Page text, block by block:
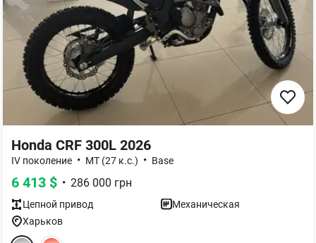
Honda CRF 300L 2026
IV поколение • МТ (27 к.с.) • Base
6 413 $ • 286 000 грн
Цепной привод
Механическая
Харьков